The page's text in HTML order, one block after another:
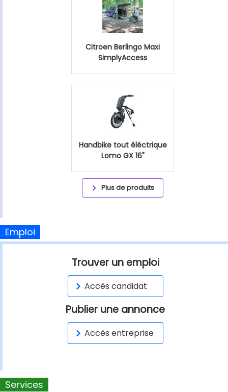
Citroen Berlingo Maxi
SimplyAccess
Handbike tout éléctrique
Lomo GX 16"
Plus de produits
Emploi
Trouver un emploi
Accès candidat
Publier une annonce
Accès entreprise
Services